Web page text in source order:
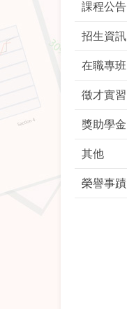
課程公告
招生資訊
在職專班
徵才實習
獎助學金
其他
榮譽事蹟